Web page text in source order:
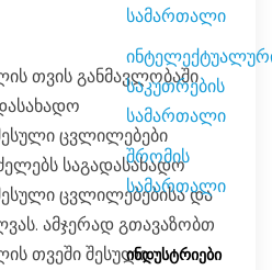
სამართალი
ინტელექტუალური
საკუთრების
სამართალი
შრომის
სამართალი
ᲘᲜᲓᲣᲡᲢᲠᲘᲔᲑᲘ
ცვლილებები
საგადასახადო
ცვლილებებისა და
ამჯერად გთავაზობთ
თვეში შესული